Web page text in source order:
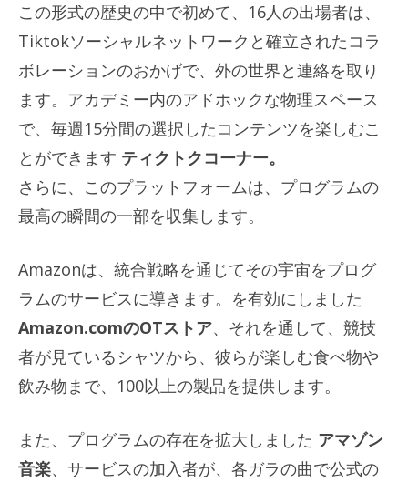
この形式の歴史の中で初めて、16人の出場者は、
Tiktokソーシャルネットワークと確立されたコラ
ボレーションのおかげで、外の世界と連絡を取り
ます。アカデミー内のアドホックな物理スペース
で、毎週15分間の選択したコンテンツを楽しむこ
とができます ティクトクコーナー。
さらに、このプラットフォームは、プログラムの
最高の瞬間の一部を収集します。
Amazonは、統合戦略を通じてその宇宙をプログ
ラムのサービスに導きます。を有効にしました
Amazon.comのOTストア、それを通して、競技
者が見ているシャツから、彼らが楽しむ食べ物や
飲み物まで、100以上の製品を提供します。
また、プログラムの存在を拡大しました アマゾン
音楽、サービスの加入者が、各ガラの曲で公式の